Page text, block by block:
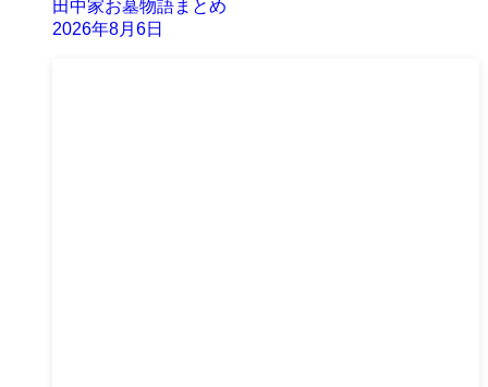
田中家お墓物語まとめ
2026年8月6日